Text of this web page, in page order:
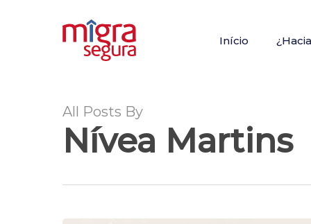
Início
All Posts By
Nívea Martins